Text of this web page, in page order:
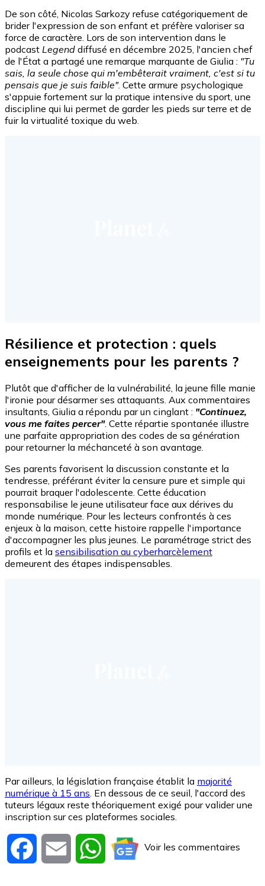
De son côté, Nicolas Sarkozy refuse catégoriquement de
brider l'expression de son enfant et préfère valoriser sa
force de caractère. Lors de son intervention dans le
podcast Legend diffusé en décembre 2025, l'ancien chef
de l'État a partagé une remarque marquante de Giulia : "Tu
sais, la seule chose qui m'embêterait vraiment, c'est si tu
pensais que je suis faible". Cette armure psychologique
s'appuie fortement sur la pratique intensive du sport, une
discipline qui lui permet de garder les pieds sur terre et de
fuir la virtualité toxique du web.
Résilience et protection : quels
enseignements pour les parents ?
Plutôt que d'afficher de la vulnérabilité, la jeune fille manie
l'ironie pour désarmer ses attaquants. Aux commentaires
insultants, Giulia a répondu par un cinglant : "Continuez,
vous me faites percer". Cette répartie spontanée illustre
une parfaite appropriation des codes de sa génération
pour retourner la méchanceté à son avantage.
Ses parents favorisent la discussion constante et la
tendresse, préférant éviter la censure pure et simple qui
pourrait braquer l'adolescente. Cette éducation
responsabilise le jeune utilisateur face aux dérives du
monde numérique. Pour les lecteurs confrontés à ces
enjeux à la maison, cette histoire rappelle l'importance
d'accompagner les plus jeunes. Le paramétrage strict des
profils et la sensibilisation au cyberharcèlement
demeurent des étapes indispensables.
Par ailleurs, la législation française établit la majorité
numérique à 15 ans. En dessous de ce seuil, l'accord des
tuteurs légaux reste théoriquement exigé pour valider une
inscription sur ces plateformes sociales.
Facebook Email WhatsAppVoir les commentaires